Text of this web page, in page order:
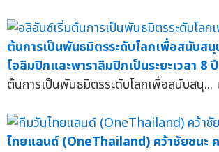
ต้นการเป็นพันธมิตรระดับโลกเพื่อสนับสนุ
โอลิมปิกและพาราลิมปิกเป็นระยะเวลา 8 ปี
ต้นการเป็นพันธมิตรระดับโลกเพื่อสนับสนุ...
ไทยแลนด์ (OneThailand) คว้าชัยชนะ